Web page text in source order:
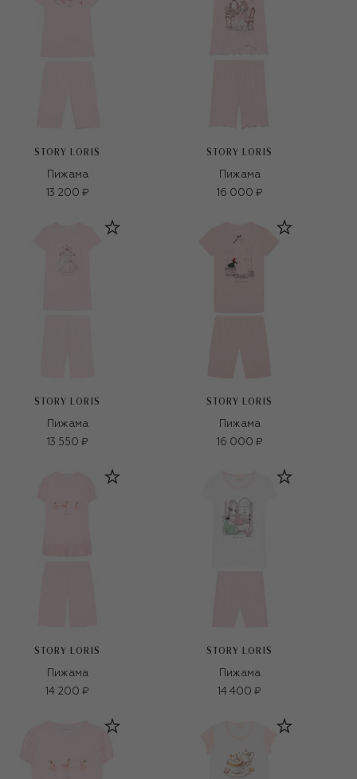
STORY LORIS
Пижама
13 200 ₽
STORY LORIS
Пижама
16 000 ₽
STORY LORIS
Пижама
13 550 ₽
STORY LORIS
Пижама
16 000 ₽
STORY LORIS
Пижама
14 200 ₽
STORY LORIS
Пижама
14 400 ₽